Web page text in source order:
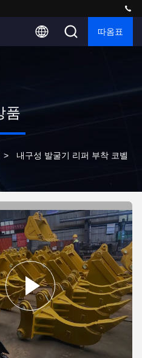
따옴표
품
> 내구성 발굴기 리퍼 부착 코벨